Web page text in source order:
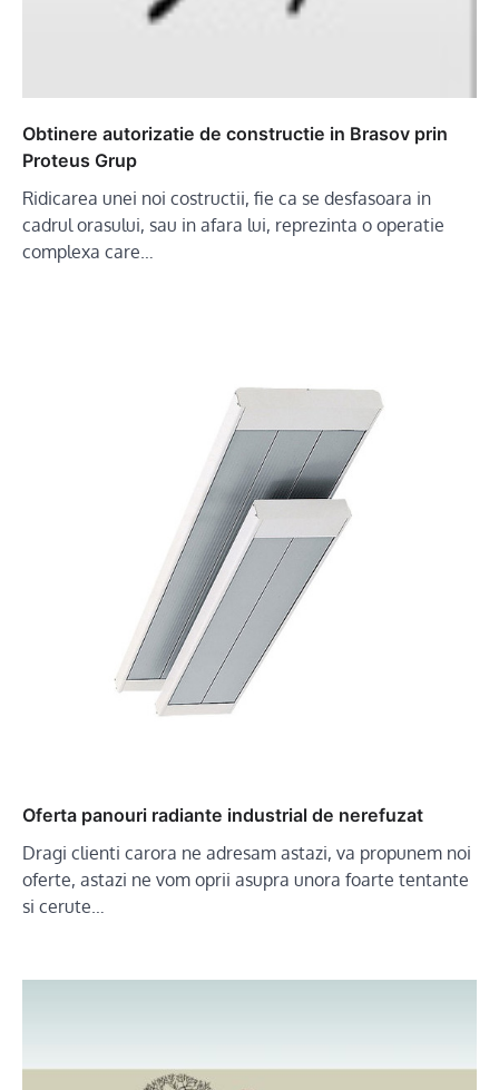
Obtinere autorizatie de constructie in Brasov prin
Proteus Grup
Ridicarea unei noi costructii, fie ca se desfasoara in
cadrul orasului, sau in afara lui, reprezinta o operatie
complexa care…
Oferta panouri radiante industrial de nerefuzat
Dragi clienti carora ne adresam astazi, va propunem noi
oferte, astazi ne vom oprii asupra unora foarte tentante
si cerute…